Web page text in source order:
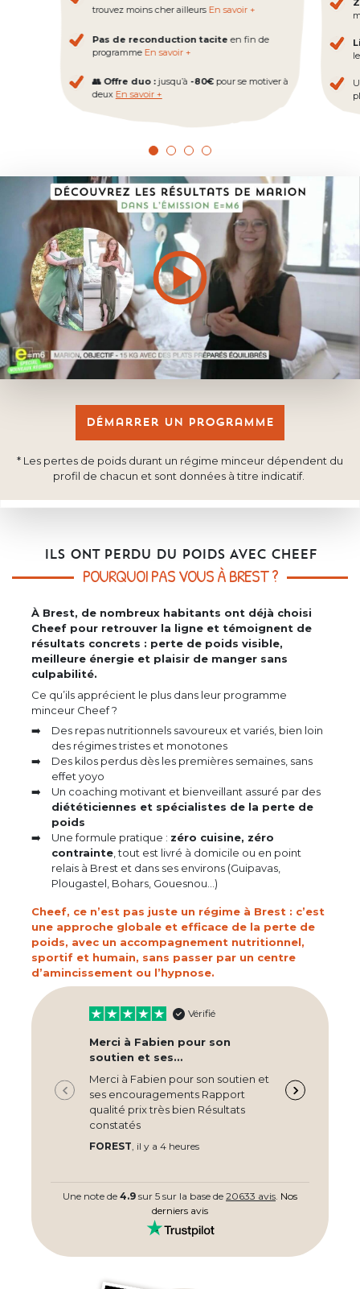
trouvez moins cher ailleurs En savoir +
Pas de reconduction tacite en fin de
programme En savoir +
👥 Offre duo :jusqu’à -80€pour se motiver à
deux En savoir +
Démarrer un programme
* Les pertes de poids durant un régime minceur dépendent du
profil de chacun et sont données à titre indicatif.
ILS ONT PERDU DU POIDS AVEC CHEEF
POURQUOI PAS VOUS À BREST ?
À Brest, de nombreux habitants ont déjà choisi
Cheef pour retrouver la ligne et témoignent de
résultats concrets : perte de poids visible,
meilleure énergie et plaisir de manger sans
culpabilité.
Ce qu’ils apprécient le plus dans leur programme
minceur Cheef ?
Des repas nutritionnels savoureux et variés, bien loin
des régimes tristes et monotones
Des kilos perdus dès les premières semaines, sans
effet yoyo
Un coaching motivant et bienveillant assuré par des
diététiciennes et spécialistes de la perte de
poids
Une formule pratique : zéro cuisine, zéro
contrainte , tout est livré à domicile ou en point
relais à Brest et dans ses environs (Guipavas,
Plougastel, Bohars, Gouesnou…)
Cheef, ce n’est pas juste un régime à Brest : c’est
une approche globale et efficace de la perte de
poids, avec un accompagnement nutritionnel,
sportif et humain, sans passer par un centre
d’amincissement ou l’hypnose.
Vérifié
Merci à Fabien pour son
soutien et ses…
Merci à Fabien pour son soutien et
ses encouragements Rapport
qualité prix très bien Résultats
constatés
FOREST, il y a 4 heures
Une note de 4.9 sur 5 sur la base de 20633 avis. Nos
derniers avis